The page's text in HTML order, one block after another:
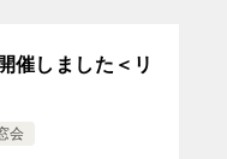
催しました＜リ
会